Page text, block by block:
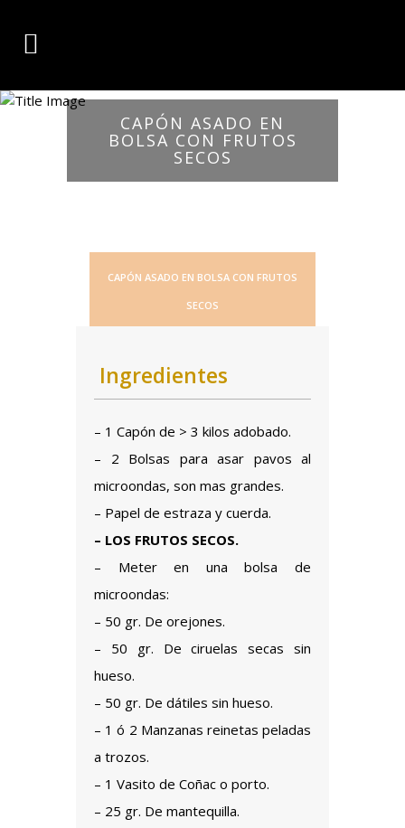
CAPÓN ASADO EN
BOLSA CON FRUTOS
SECOS
CAPÓN ASADO EN BOLSA CON FRUTOS
SECOS
Ingredientes
– 1 Capón de > 3 kilos adobado.
– 2 Bolsas para asar pavos al
microondas, son mas grandes.
– Papel de estraza y cuerda.
– LOS FRUTOS SECOS.
– Meter en una bolsa de
microondas:
– 50 gr. De orejones.
– 50 gr. De ciruelas secas sin
hueso.
– 50 gr. De dátiles sin hueso.
– 1 ó 2 Manzanas reinetas peladas
a trozos.
– 1 Vasito de Coñac o porto.
– 25 gr. De mantequilla.